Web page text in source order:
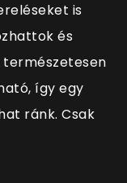
is
és
így egy
ránk. Csak